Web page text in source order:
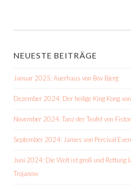
NEUESTE BEITRÄGE
Januar 2025: Auerhaus von Bov Bjerg
Dezember 2024: Der heilige King Kong
November 2024: Tanz der Teufel von
September 2024: James von Percival
Juni 2024: Die Welt ist groß und Rettung
Trojanow